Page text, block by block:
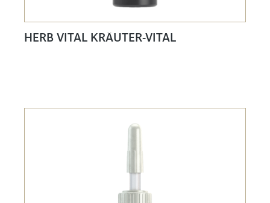
HERB VITAL KRÄUTER-VITAL